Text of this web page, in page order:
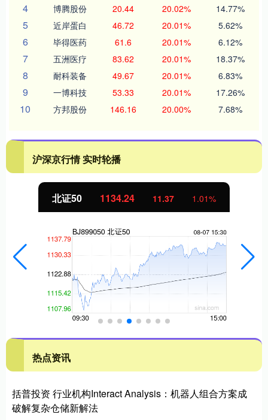
4 博腾股份 20.44 20.02% 14.77%
5 近岸蛋白 46.72 20.01% 5.62%
6 毕得医药 61.6 20.01% 6.12%
7 五洲医疗 83.62 20.01% 18.37%
8 耐科装备 49.67 20.01% 6.83%
9 一博科技 53.33 20.01% 17.26%
10 方邦股份 146.16 20.00% 7.68%
沪深京行情 实时轮播
创业板指 3563.12 47.56 1.35%
热点资讯
括普投资 行业机构Interact Analysis：机器人组合方案成
破解复杂仓储新解法